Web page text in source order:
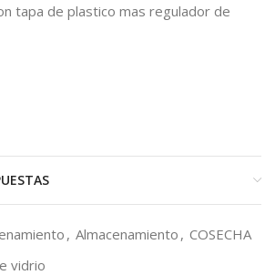
tapa de plastico mas regulador de
, Almacenamiento , COSECHA
vidrio